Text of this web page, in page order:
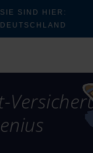
SIE SIND HIER:
DEUTSCHLAND